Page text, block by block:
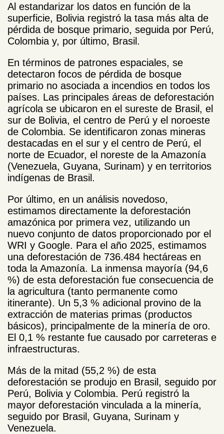
Al estandarizar los datos en función de la
superficie, Bolivia registró la tasa más alta de
pérdida de bosque primario, seguida por Perú,
Colombia y, por último, Brasil.
En términos de patrones espaciales, se
detectaron focos de pérdida de bosque
primario no asociada a incendios en todos los
países. Las principales áreas de deforestación
agrícola se ubicaron en el sureste de Brasil, el
sur de Bolivia, el centro de Perú y el noroeste
de Colombia. Se identificaron zonas mineras
destacadas en el sur y el centro de Perú, el
norte de Ecuador, el noreste de la Amazonía
(Venezuela, Guyana, Surinam) y en territorios
indígenas de Brasil.
Por último, en un análisis novedoso,
estimamos directamente la deforestación
amazónica por primera vez, utilizando un
nuevo conjunto de datos proporcionado por el
WRI y Google. Para el año 2025, estimamos
una deforestación de 736.484 hectáreas en
toda la Amazonía. La inmensa mayoría (94,6
%) de esta deforestación fue consecuencia de
la agricultura (tanto permanente como
itinerante). Un 5,3 % adicional provino de la
extracción de materias primas (productos
básicos), principalmente de la minería de oro.
El 0,1 % restante fue causado por carreteras e
infraestructuras.
Más de la mitad (55,2 %) de esta
deforestación se produjo en Brasil, seguido por
Perú, Bolivia y Colombia. Perú registró la
mayor deforestación vinculada a la minería,
seguido por Brasil, Guyana, Surinam y
Venezuela.